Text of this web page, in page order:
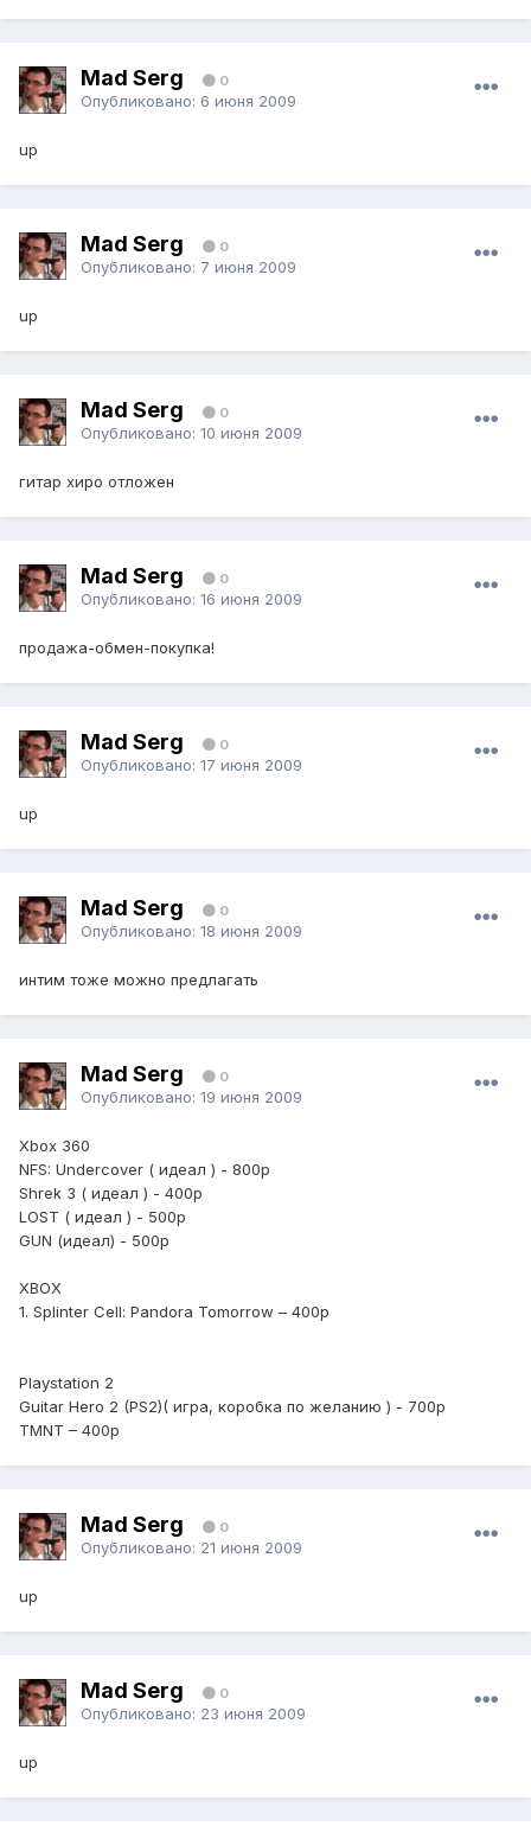
Mad Serg 0
Опубликовано: 6 июня 2009
up
Mad Serg 0
Опубликовано: 7 июня 2009
up
Mad Serg 0
Опубликовано: 10 июня 2009
гитар хиро отложен
Mad Serg 0
Опубликовано: 16 июня 2009
продажа-обмен-покупка!
Mad Serg 0
Опубликовано: 17 июня 2009
up
Mad Serg 0
Опубликовано: 18 июня 2009
интим тоже можно предлагать
Mad Serg 0
Опубликовано: 19 июня 2009
Xbox 360
NFS: Undercover ( идеал ) - 800р
Shrek 3 ( идеал ) - 400р
LOST ( идеал ) - 500р
GUN (идеал) - 500р
XBOX
1. Splinter Cell: Pandora Tomorrow – 400р
Playstation 2
Guitar Hero 2 (PS2)( игра, коробка по желанию ) - 700р
TMNT – 400р
Mad Serg 0
Опубликовано: 21 июня 2009
up
Mad Serg 0
Опубликовано: 23 июня 2009
up